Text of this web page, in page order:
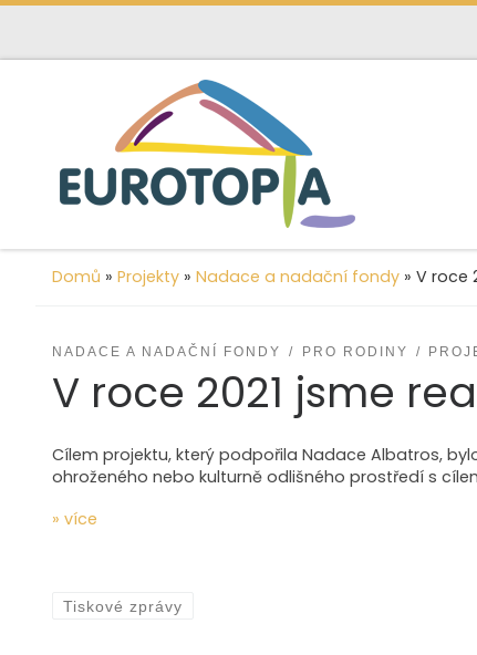
content
Domů » Projekty » Nadace a nadační fondy » V roce
NADACE A NADAČNÍ FONDY PRO RODINY
V roce 2021 jsme
Cílem projektu, který podpořila Nadace Albatros,
ohroženého nebo kulturně odlišného prostředí s
» více
Tiskové zprávy